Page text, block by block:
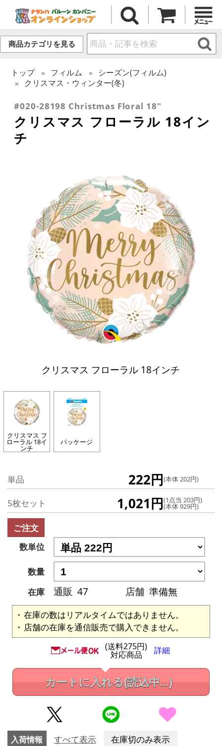
商品カテゴリを見る
トップ フィルム
シーズン(フィルム)
クリスマス・ウィンター(冬)
#020-28198 Christmas Floral 18"
クリスマス フローラル 18イン
チ
クリスマス フローラル 18インチ
クリスマス フ
ローラル 18イ
ンチ
パッケージ
単品 222円(本体 202円)
5枚セット 1,021円(1点当 203円)
(本体 929円)
ご注文
数単位
数量
在庫
通販 47 店舗 準備無
在庫の数はリアルタイムではありません。
店舗の在庫を通信販売で購入できません。
(送料275円)
対応商品 詳細
カートに入れる(読込中...)
入荷情報 すべて表示 在庫切のみ表示